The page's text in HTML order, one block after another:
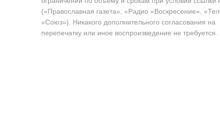
(«Православная газета», «Радио «Воскресение»,
«Союз»). Никакого дополнительного согласования на
перепечатку или иное воспроизведение не требуется.